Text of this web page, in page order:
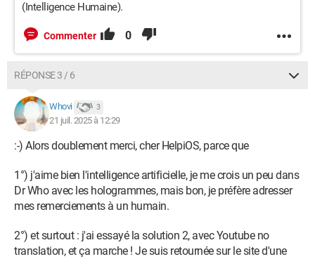
(Intelligence Humaine).
Commenter 0
RÉPONSE 3 / 6
Whovi 3
21 juil. 2025 à 12:29
:-) Alors doublement merci, cher HelpiOS, parce que
1°) j'aime bien l'intelligence artificielle, je me crois un peu dans
Dr Who avec les hologrammes, mais bon, je préfère adresser
mes remerciements à un humain.
2°) et surtout : j'ai essayé la solution 2, avec Youtube no
translation, et ça marche ! Je suis retournée sur le site d'une